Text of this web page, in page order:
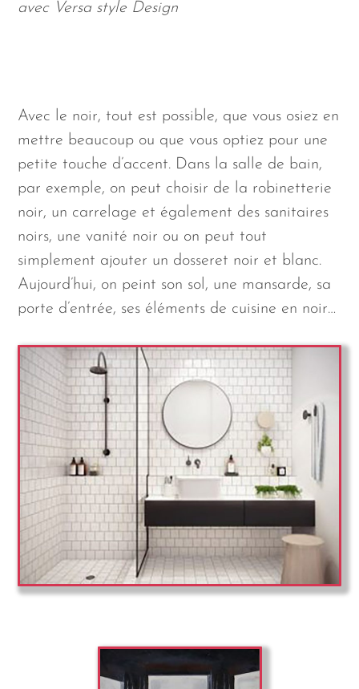
avec Versa style Design
Avec le noir, tout est possible, que vous osiez en
mettre beaucoup ou que vous optiez pour une
petite touche d’accent. Dans la salle de bain,
par exemple, on peut choisir de la robinetterie
noir, un carrelage et également des sanitaires
noirs, une vanité noir ou on peut tout
simplement ajouter un dosseret noir et blanc.
Aujourd’hui, on peint son sol, une mansarde, sa
porte d’entrée, ses éléments de cuisine en noir…